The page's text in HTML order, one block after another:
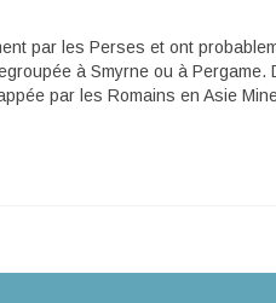
par les Perses et ont
à Smyrne ou à Pergame.
par les Romains en Asie